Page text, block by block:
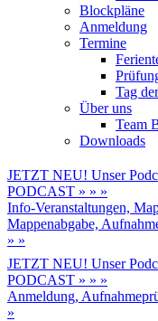
Blockpläne
Anmeldung
Termine
Tag
Über uns
Team
Downloads
JETZT NEU! Unser
PODCAST » » »
Info-Veranstaltungen,
Mappenabgabe,
» »
JETZT NEU! Unser
PODCAST » » »
Anmeldung,
»